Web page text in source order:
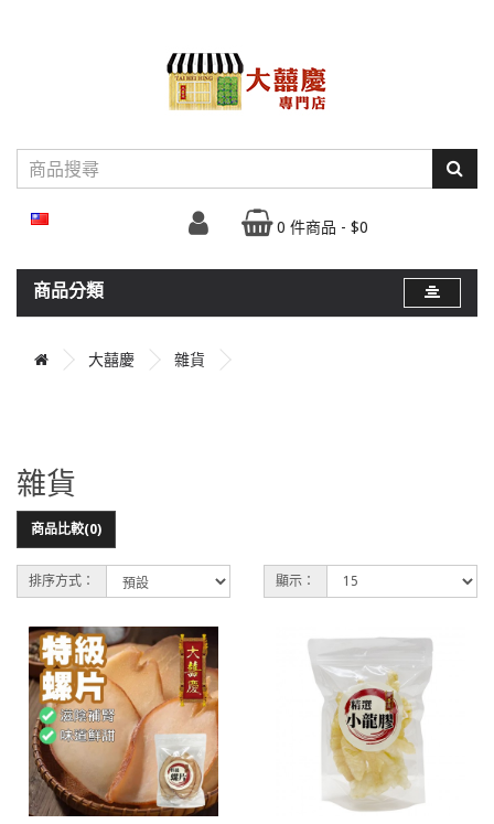
0 件商品 - $0
商品分類
大囍慶 雜貨
雜貨
商品比較(0)
排序方式： 顯示：